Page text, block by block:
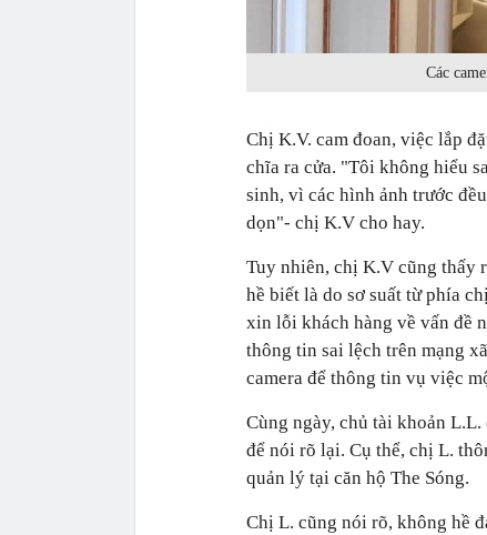
Các
Chị K.V. cam đoan, việc lắp
chĩa ra cửa. "Tôi không hiểu
sinh, vì các hình ảnh trước
dọn"- chị K.V cho hay.
Tuy nhiên, chị K.V cũng thấy
hề biết là do sơ suất từ phía
xin lỗi khách hàng về vấn đề
thông tin sai lệch trên mạng
camera để thông tin vụ việc
Cùng ngày, chủ tài khoản
để nói rõ lại. Cụ thể, chị L.
quản lý tại căn hộ The Sóng.
Chị L. cũng nói rõ, không hề